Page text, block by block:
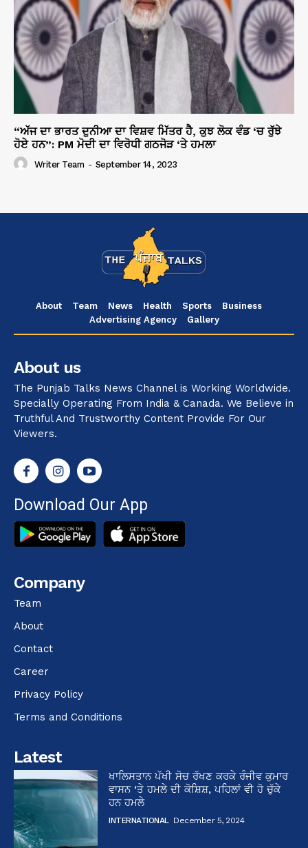
“ਅੱਜ ਦਾ ਭਾਰਤ ਦੁਨੀਆ ਦਾ ਵਿਸ਼ਵ ਮਿੱਤਰ ਹੈ, ਕੁਝ ਲੋਕ ਵੰਡ ‘ਚ ਰੁੱਝੇ
ਹੋਏ ਹਨ”: PM ਮੋਦੀ ਦਾ ਵਿਰੋਧੀ ਗਠਜੋੜ ‘ਤੇ ਹਮਲਾ
Writer Team - September 14, 2023
About Team News Health Sports
Business
Advertising Agency
Gallery
About us
The Punjab Talks News Channel is Working Worldwide.
Specially Operating From India & Canada. We Believe in
Truthful And Trustworthy Content Provide For Our
Viewers.
Download Our App
Company
Team
About
Contact
Career
Privacy Policy
Terms and Conditions
Latest
ਖਾਲਿਸਤਾਨ ਪੱਖੀ ਸੋਚ ਰੱਖਣ ਕਰਕੇ ਰੰਜੀਵ ਕੁਮਾਰ
ਵਾਸਨ ‘ਤੇ ਹਮਲੇ ਦੀ ਕੋਸ਼ਿਸ਼, ਪਹਿਲਾਂ ਵੀ ਹੋ ਚੁੱਕੇ
ਹਨ ਹਮਲੇ
INTERNATIONAL December 5, 2024